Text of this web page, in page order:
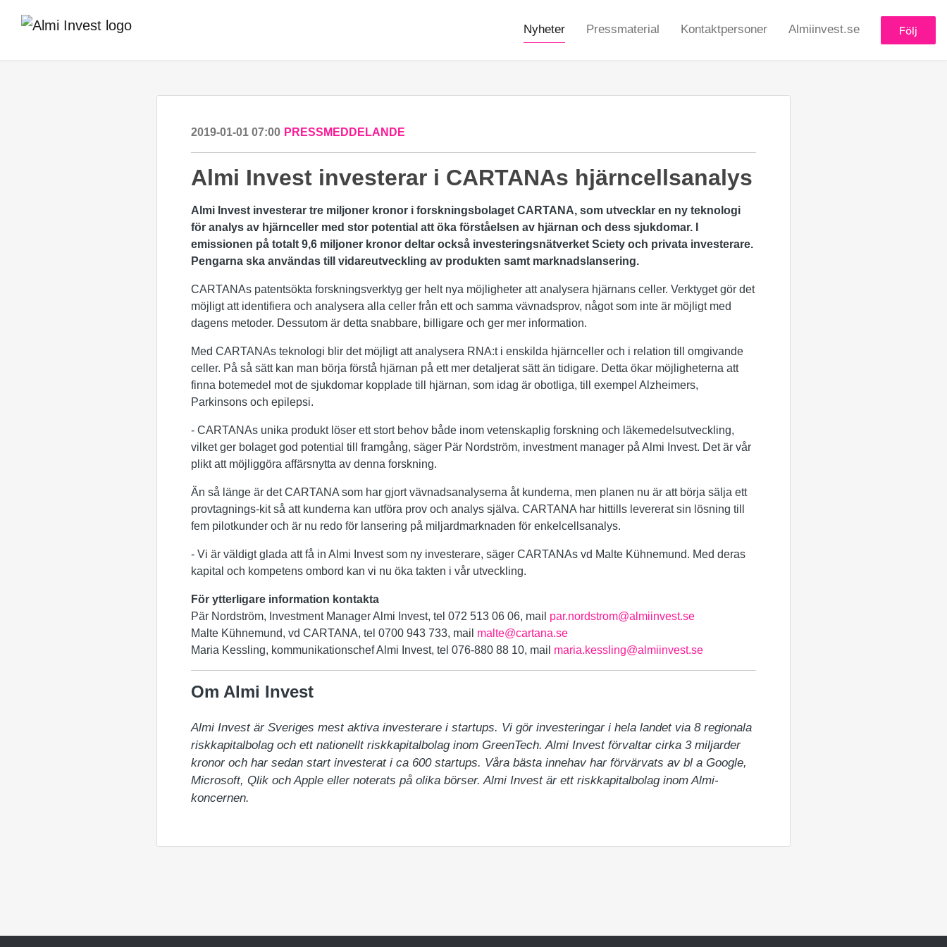
Nyheter Pressmaterial Kontaktpersoner Almiinvest.se Följ
2019-01-01 07:00 PRESSMEDDELANDE
Almi Invest investerar i CARTANAs hjärncellsanalys
Almi Invest investerar tre miljoner kronor i forskningsbolaget CARTANA, som utvecklar en ny teknologi
för analys av hjärnceller med stor potential att öka förståelsen av hjärnan och dess sjukdomar. I
emissionen på totalt 9,6 miljoner kronor deltar också investeringsnätverket Sciety och privata investerare.
Pengarna ska användas till vidareutveckling av produkten samt marknadslansering.
CARTANAs patentsökta forskningsverktyg ger helt nya möjligheter att analysera hjärnans celler. Verktyget gör det
möjligt att identifiera och analysera alla celler från ett och samma vävnadsprov, något som inte är möjligt med
dagens metoder. Dessutom är detta snabbare, billigare och ger mer information.
Med CARTANAs teknologi blir det möjligt att analysera RNA:t i enskilda hjärnceller och i relation till omgivande
celler. På så sätt kan man börja förstå hjärnan på ett mer detaljerat sätt än tidigare. Detta ökar möjligheterna att
finna botemedel mot de sjukdomar kopplade till hjärnan, som idag är obotliga, till exempel Alzheimers,
Parkinsons och epilepsi.
- CARTANAs unika produkt löser ett stort behov både inom vetenskaplig forskning och läkemedelsutveckling,
vilket ger bolaget god potential till framgång, säger Pär Nordström, investment manager på Almi Invest. Det är vår
plikt att möjliggöra affärsnytta av denna forskning.
Än så länge är det CARTANA som har gjort vävnadsanalyserna åt kunderna, men planen nu är att börja sälja ett
provtagnings-kit så att kunderna kan utföra prov och analys själva. CARTANA har hittills levererat sin lösning till
fem pilotkunder och är nu redo för lansering på miljardmarknaden för enkelcellsanalys.
- Vi är väldigt glada att få in Almi Invest som ny investerare, säger CARTANAs vd Malte Kühnemund. Med deras
kapital och kompetens ombord kan vi nu öka takten i vår utveckling.
För ytterligare information kontakta
Pär Nordström, Investment Manager Almi Invest, tel 072 513 06 06, mail par.nordstrom@almiinvest.se
Malte Kühnemund, vd CARTANA, tel 0700 943 733, mail malte@cartana.se
Maria Kessling, kommunikationschef Almi Invest, tel 076-880 88 10, mail maria.kessling@almiinvest.se
Om Almi Invest
Almi Invest är Sveriges mest aktiva investerare i startups. Vi gör investeringar i hela landet via 8 regionala
riskkapitalbolag och ett nationellt riskkapitalbolag inom GreenTech. Almi Invest förvaltar cirka 3 miljarder
kronor och har sedan start investerat i ca 600 startups. Våra bästa innehav har förvärvats av bl a Google,
Microsoft, Qlik och Apple eller noterats på olika börser. Almi Invest är ett riskkapitalbolag inom Almi-
koncernen.